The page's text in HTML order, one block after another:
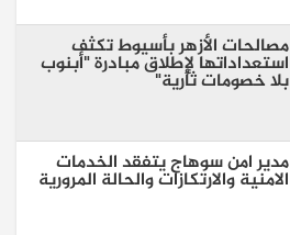
مصالحات الأزهر بأسيوط تكثف
استعداداتها لإطلاق مبادرة "أبنوب
بلا خصومات ثأرية"
مدير امن سوهاج يتفقد الخدمات
الامنية والارتكازات والحالة المرورية